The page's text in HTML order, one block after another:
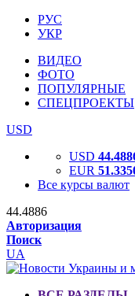
РУС
УКР
ВИДЕО
ФОТО
ПОПУЛЯРНЫЕ
СПЕЦПРОЕКТЫ
USD
USD
EUR
Все курсы валют
44.4886
Авторизация
Поиск
UA